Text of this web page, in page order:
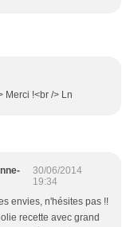
Merci !<br /> Ln
30/06/2014
19:34
envies, n'hésites pas !!
recette avec grand